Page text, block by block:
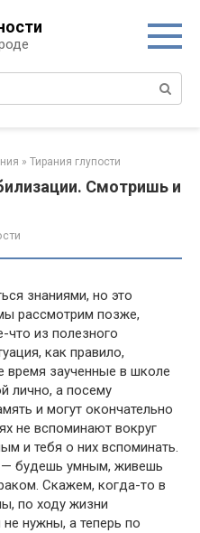
» Тирания глупости
Смотришь и
знаниями, но это
рассмотрим позже,
что из полезного
как правило,
время заученные в школе
лично, а посему
и могут окончательно
не вспоминают вокруг
и тебя о них вспоминать.
будешь умным, живешь
Скажем, когда-то в
по ходу жизни
нужны, а теперь по